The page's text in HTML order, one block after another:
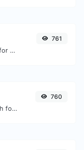
Generate a SHA-224 hash for any string input.
761
Generate a SHA-3/224 hash for any string input.
760